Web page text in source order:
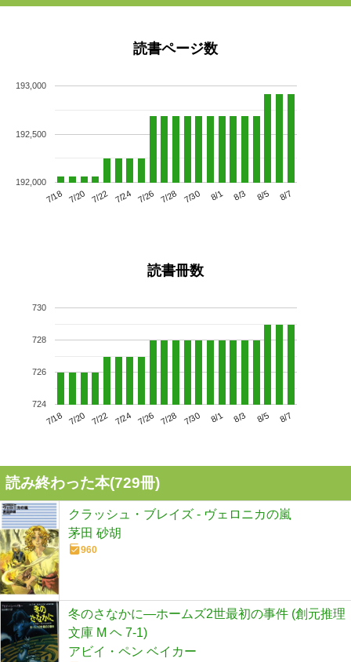
読書ページ数
7/18 7/20 7/22 7/24 7/26 7/28 7/30 8/1 8/3 8/5 8/7
192,000
192,500
193,000
読書冊数
7/18 7/20 7/22 7/24 7/26 7/28 7/30 8/1 8/3 8/5 8/7
724
726
728
730
読み終わった本(729冊)
クラッシュ・ブレイズ - ヴェロニカの嵐
茅田 砂胡
960
冬のさなかに―ホームズ2世最初の事件 (創元推理
文庫 M ヘ 7-1)
アビイ・ペン ベイカー